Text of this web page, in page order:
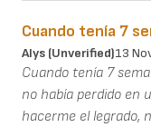
Cuando tenía 7
Alys (unverified)13
Cuando tenía 7
no había perdido en
hacerme el legrado,